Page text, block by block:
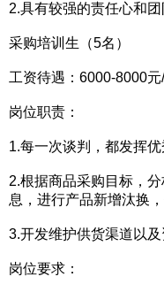
2.具有较强的责任心和
采购培训生（5名）
工资待遇：6000-8000元
岗位职责：
1.每一次谈判，都发挥优
2.根据商品采购目标，
息，进行产品新增汰换
3.开发维护供货渠道以及
岗位要求：